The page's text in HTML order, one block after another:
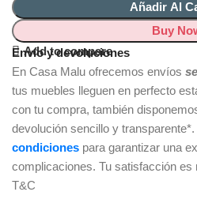
Añadir Al
Buy
Add to compare
Envío y devoluciones
En Casa Malu ofrecemos envíos
tus muebles lleguen en perfecto
con tu compra, también
devolución sencillo y
condiciones para garantizar una
complicaciones. Tu satisfacción es
T&C